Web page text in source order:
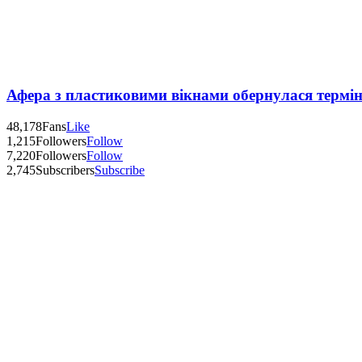
Афера з пластиковими вікнами обернулася
48,178FansLike
1,215FollowersFollow
7,220FollowersFollow
2,745SubscribersSubscribe